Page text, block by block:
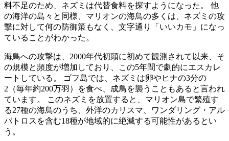
料不足のため、ネズミは代替食料を探すようになった。 他
の海洋の島々と同様、マリオンの海鳥の多くは、ネズミの攻
撃に対して何の防御策もなく、文字通り「いいカモ」になっ
ていることがわかった。
海鳥への攻撃は、2000年代初頭に初めて観測されて以来、そ
の規模と頻度が増加しており、この5年間で劇的にエスカレ
ートしている。 ゴフ島では、ネズミは卵やヒナの3分の
2（毎年約200万羽）を食べ、成鳥を襲うこともあると言われ
ています。 このネズミを放置すると、マリオン島で繁殖す
る27種の海鳥のうち、外洋のカリスマ、ワンダリング・アル
バトロスを含む18種が地域的に絶滅する可能性があるとい
う。